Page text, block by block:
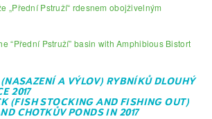
„Přední Pstruží“ rdesnem obojživelným
“Přední Pstruží” basin with Amphibious Bistort
A VÝLOV) RYBNÍKŮ DLOUHÝ
2017
(FISH STOCKING AND FISHING OUT)
CHOTKŮV PONDS IN 2017